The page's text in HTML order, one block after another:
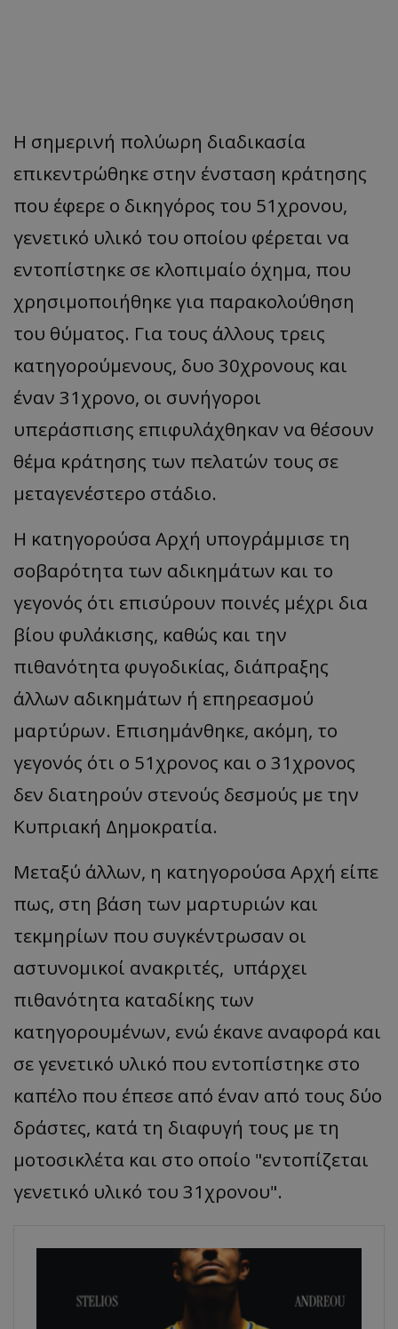
Η σημερινή πολύωρη διαδικασία
επικεντρώθηκε στην ένσταση κράτησης
που έφερε ο δικηγόρος του 51χρονου,
γενετικό υλικό του οποίου φέρεται να
εντοπίστηκε σε κλοπιμαίο όχημα, που
χρησιμοποιήθηκε για παρακολούθηση
του θύματος. Για τους άλλους τρεις
κατηγορούμενους, δυο 30χρονους και
έναν 31χρονο, οι συνήγοροι
υπεράσπισης επιφυλάχθηκαν να θέσουν
θέμα κράτησης των πελατών τους σε
μεταγενέστερο στάδιο.
Η κατηγορούσα Αρχή υπογράμμισε τη
σοβαρότητα των αδικημάτων και το
γεγονός ότι επισύρουν ποινές μέχρι δια
βίου φυλάκισης, καθώς και την
πιθανότητα φυγοδικίας, διάπραξης
άλλων αδικημάτων ή επηρεασμού
μαρτύρων. Επισημάνθηκε, ακόμη, το
γεγονός ότι ο 51χρονος και ο 31χρονος
δεν διατηρούν στενούς δεσμούς με την
Κυπριακή Δημοκρατία.
Μεταξύ άλλων, η κατηγορούσα Αρχή είπε
πως, στη βάση των μαρτυριών και
τεκμηρίων που συγκέντρωσαν οι
αστυνομικοί ανακριτές, υπάρχει
πιθανότητα καταδίκης των
κατηγορουμένων, ενώ έκανε αναφορά και
σε γενετικό υλικό που εντοπίστηκε στο
καπέλο που έπεσε από έναν από τους δύο
δράστες, κατά τη διαφυγή τους με τη
μοτοσικλέτα και στο οποίο "εντοπίζεται
γενετικό υλικό του 31χρονου".